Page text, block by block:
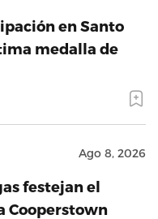
en Santo
medalla de
Ago 8, 2026
festejan el
Cooperstown